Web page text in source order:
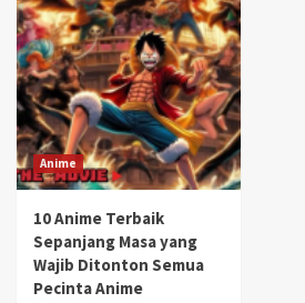
Anime
10 Anime Terbaik
Sepanjang Masa yang
Wajib Ditonton Semua
Pecinta Anime